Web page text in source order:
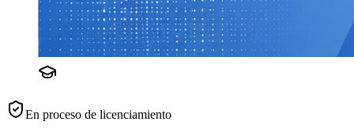
En proceso de licenciamiento